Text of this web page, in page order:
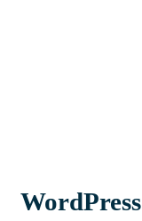
WordPress